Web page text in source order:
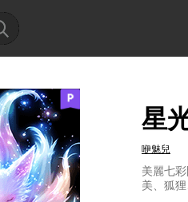
星
咿魅兒
美麗七
美、狐